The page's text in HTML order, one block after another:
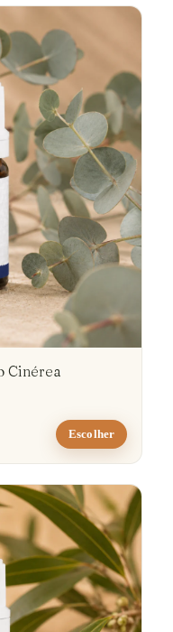
Cinérea
Escolher